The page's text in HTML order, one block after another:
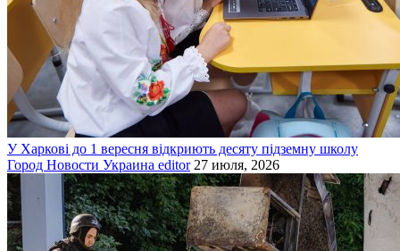
У Харкові до 1 вересня відкриють десяту підземну школу
Город Новости Украина editor 27 июля, 2026